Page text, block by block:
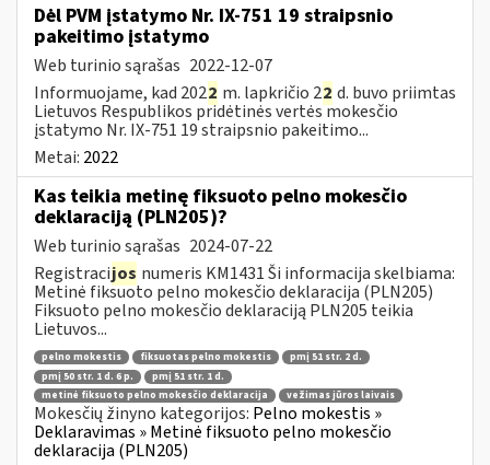
Dėl PVM įstatymo Nr. IX-751 19 straipsnio
pakeitimo įstatymo
Web turinio sąrašas 2022-12-07
Informuojame, kad 2022 m. lapkričio 22 d. buvo priimtas
Lietuvos Respublikos pridėtinės vertės mokesčio
įstatymo Nr. IX-751 19 straipsnio pakeitimo...
Metai: 2022
Kas teikia metinę fiksuoto pelno mokesčio
deklaraciją (PLN205)?
Web turinio sąrašas 2024-07-22
Registracijos numeris KM1431 Ši informacija skelbiama:
Metinė fiksuoto pelno mokesčio deklaracija (PLN205)
Fiksuoto pelno mokesčio deklaraciją PLN205 teikia
Lietuvos...
pelno mokestis fiksuotas pelno mokestis
pmį 51 str. 2 d.
pmį 50 str. 1 d. 6 p.
pmį 51 str. 1 d.
metinė fiksuoto pelno mokesčio deklaracija
vežimas jūros laivais
Mokesčių žinyno kategorijos: Pelno mokestis »
Deklaravimas » Metinė fiksuoto pelno mokesčio
deklaracija (PLN205)